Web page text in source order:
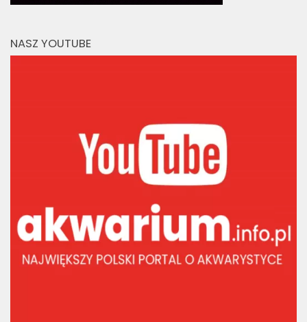
NASZ YOUTUBE